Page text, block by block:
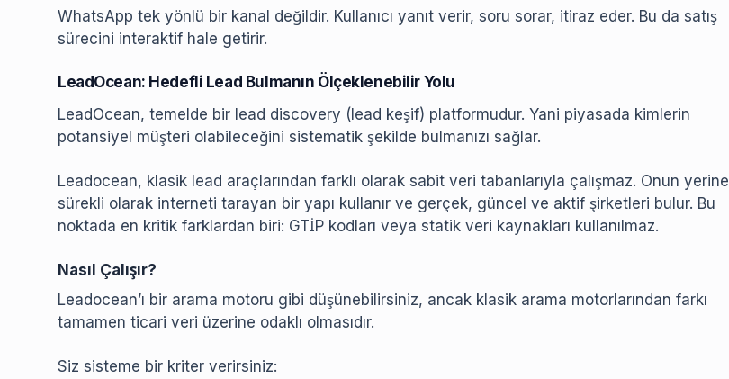
WhatsApp tek yönlü bir kanal değildir. Kullanıcı yanıt verir, soru sorar, itiraz eder. Bu da satış
sürecini interaktif hale getirir.
LeadOcean: Hedefli Lead Bulmanın Ölçeklenebilir Yolu
LeadOcean, temelde bir lead discovery (lead keşif) platformudur. Yani piyasada kimlerin
potansiyel müşteri olabileceğini sistematik şekilde bulmanızı sağlar.
Leadocean, klasik lead araçlarından farklı olarak sabit veri tabanlarıyla çalışmaz. Onun yerine
sürekli olarak interneti tarayan bir yapı kullanır ve gerçek, güncel ve aktif şirketleri bulur. Bu
noktada en kritik farklardan biri: GTİP kodları veya statik veri kaynakları kullanılmaz.
Nasıl Çalışır?
Leadocean’ı bir arama motoru gibi düşünebilirsiniz, ancak klasik arama motorlarından farkı
tamamen ticari veri üzerine odaklı olmasıdır.
Siz sisteme bir kriter verirsiniz: